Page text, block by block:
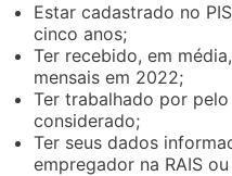
Estar cadastrado no
cinco anos;
Ter recebido, em
mensais em 2022;
Ter trabalhado por
considerado;
Ter seus dados
empregador na RAIS